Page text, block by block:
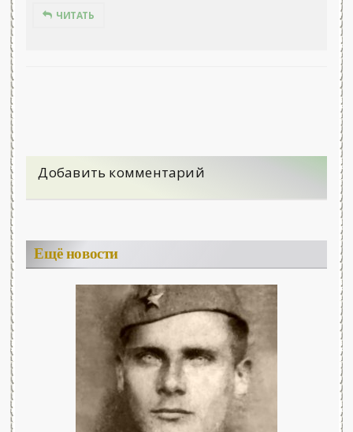
ЧИТАТЬ
Добавить комментарий
Ещё новости